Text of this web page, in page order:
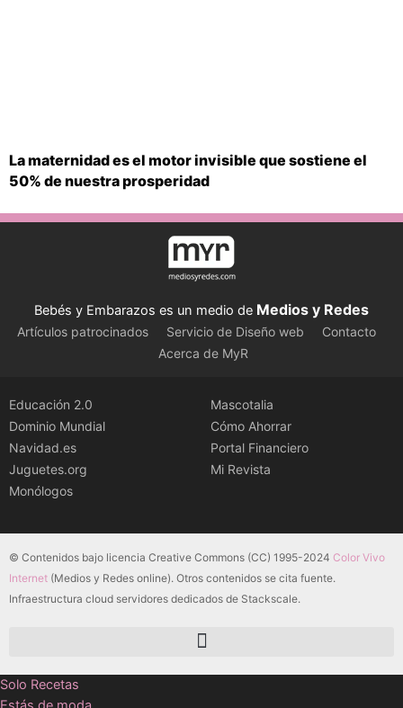
La maternidad es el motor invisible que sostiene el
50% de nuestra prosperidad
Bebés y Embarazos es un medio de Medios y Redes
Artículos patrocinados Servicio de Diseño web
Contacto
Acerca de MyR
Educación 2.0
Dominio Mundial
Navidad.es
Juguetes.org
Monólogos
Mascotalia
Cómo Ahorrar
Portal Financiero
Mi Revista
© Contenidos bajo licencia Creative Commons (CC) 1995-2024 Color Vivo
Internet (Medios y Redes online). Otros contenidos se cita fuente.
Infraestructura cloud servidores dedicados de Stackscale.
Solo Recetas